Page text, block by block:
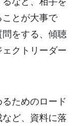
とが大事で
をする、傾聴
クトリーダー
ためのロード
ど、資料に落